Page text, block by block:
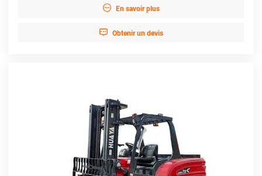
 En savoir plus
 Obtenir un devis